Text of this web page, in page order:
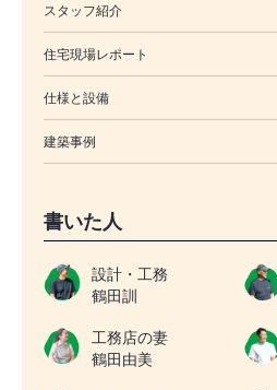
スタッフ紹介
住宅現場レポート
仕様と設備
建築事例
書いた人
設計・工務
鶴田訓
工務店の妻
鶴田由美